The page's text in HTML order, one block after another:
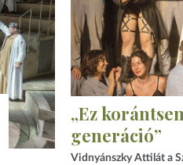
„Ez
generáció”
Vidnyánszky Attilát a